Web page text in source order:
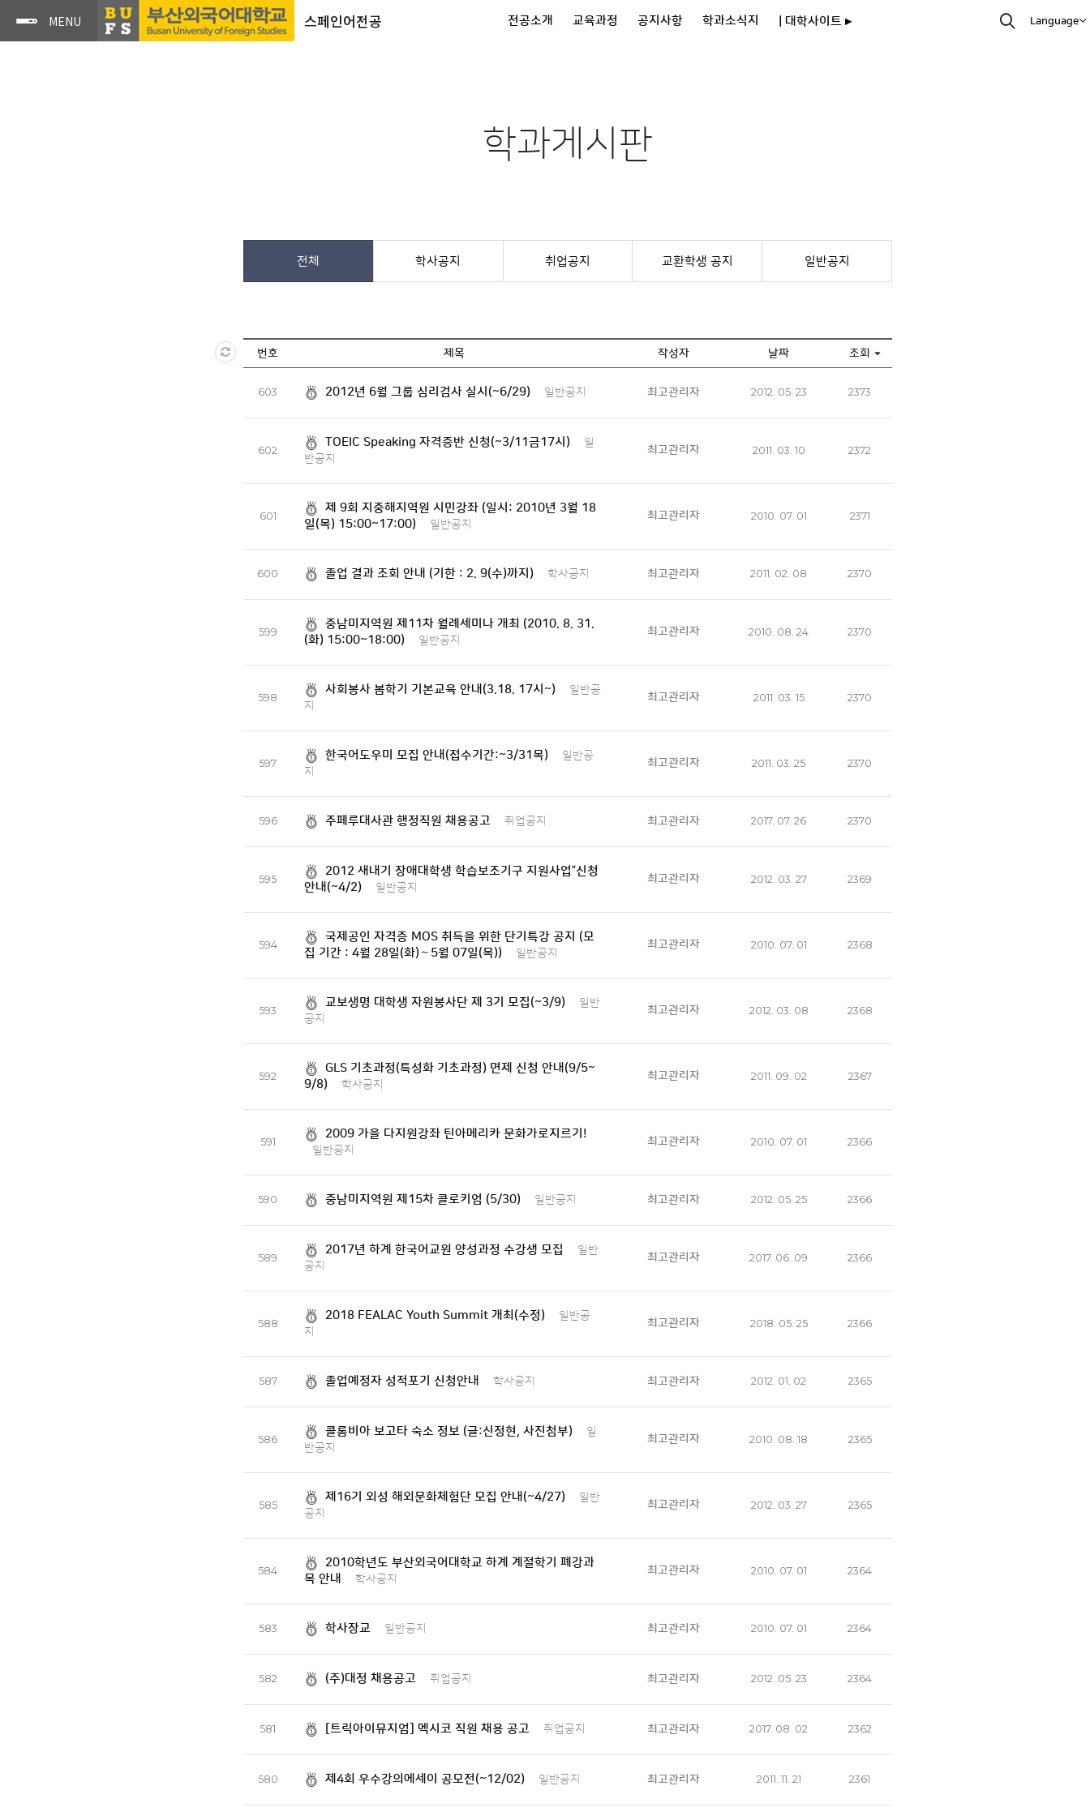
스페인어전공 전공소개 교육과정 공지사항 학과소식지 | 대학사이트 ▸ Language
학과게시판
전체 학사공지 취업공지 교환학생 공지 일반공지
번호 제목 작성자 날짜 조회
603 2012년 6월 그룹 심리검사 실시(~6/29) 일반공지 최고관리자 2012. 05. 23 2373
602
TOEIC Speaking 자격증반 신청(~3/11금17시)
일
반공지
최고관리자 2011. 03. 10 2372
601
제 9회 지중해지역원 시민강좌 (일시: 2010년 3월 18
일(목) 15:00~17:00)
일반공지
최고관리자 2010. 07. 01 2371
600 졸업 결과 조회 안내 (기한 : 2. 9(수)까지) 학사공지 최고관리자 2011. 02. 08 2370
599
중남미지역원 제11차 월례세미나 개최 (2010. 8. 31.
(화) 15:00~18:00)
일반공지
최고관리자 2010. 08. 24 2370
598
사회봉사 봄학기 기본교육 안내(3.18. 17시~)
일반공
지
최고관리자 2011. 03. 15 2370
597
한국어도우미 모집 안내(접수기간:~3/31목)
일반공
지
최고관리자 2011. 03. 25 2370
596 주페루대사관 행정직원 채용공고 취업공지 최고관리자 2017. 07. 26 2370
595
2012 새내기 장애대학생 학습보조기구 지원사업”신청
안내(~4/2)
일반공지
최고관리자 2012. 03. 27 2369
594
국제공인 자격증 MOS 취득을 위한 단기특강 공지 (모
집 기간 : 4월 28일(화)∼5월 07일(목))
일반공지
최고관리자 2010. 07. 01 2368
593
교보생명 대학생 자원봉사단 제 3기 모집(~3/9)
일반
공지
최고관리자 2012. 03. 08 2368
592
GLS 기초과정(특성화 기초과정) 면제 신청 안내(9/5~
9/8)
학사공지
최고관리자 2011. 09. 02 2367
591
2009 가을 다지원강좌 틴아메리카 문화가로지르기!
일반공지
최고관리자 2010. 07. 01 2366
590 중남미지역원 제15차 콜로키엄 (5/30) 일반공지 최고관리자 2012. 05. 25 2366
589
2017년 하계 한국어교원 양성과정 수강생 모집
일반
공지
최고관리자 2017. 06. 09 2366
588
2018 FEALAC Youth Summit 개최(수정)
일반공
지
최고관리자 2018. 05. 25 2366
587 졸업예정자 성적포기 신청안내 학사공지 최고관리자 2012. 01. 02 2365
586
콜롬비아 보고타 숙소 정보 (글:신정현, 사진첨부)
일
반공지
최고관리자 2010. 08. 18 2365
585
제16기 외성 해외문화체험단 모집 안내(~4/27)
일반
공지
최고관리자 2012. 03. 27 2365
584
2010학년도 부산외국어대학교 하계 계절학기 폐강과
목 안내
학사공지
최고관리자 2010. 07. 01 2364
583 학사장교 일반공지 최고관리자 2010. 07. 01 2364
582 (주)대정 채용공고 취업공지 최고관리자 2012. 05. 23 2364
581 [트릭아이뮤지엄] 멕시코 직원 채용 공고 취업공지 최고관리자 2017. 08. 02 2362
580 제4회 우수강의에세이 공모전(~12/02) 일반공지 최고관리자 2011. 11. 21 2361